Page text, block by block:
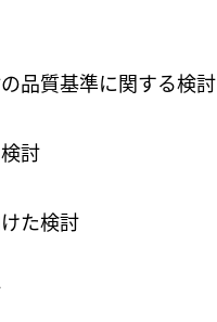
品質基準に関する検討
討
た検討